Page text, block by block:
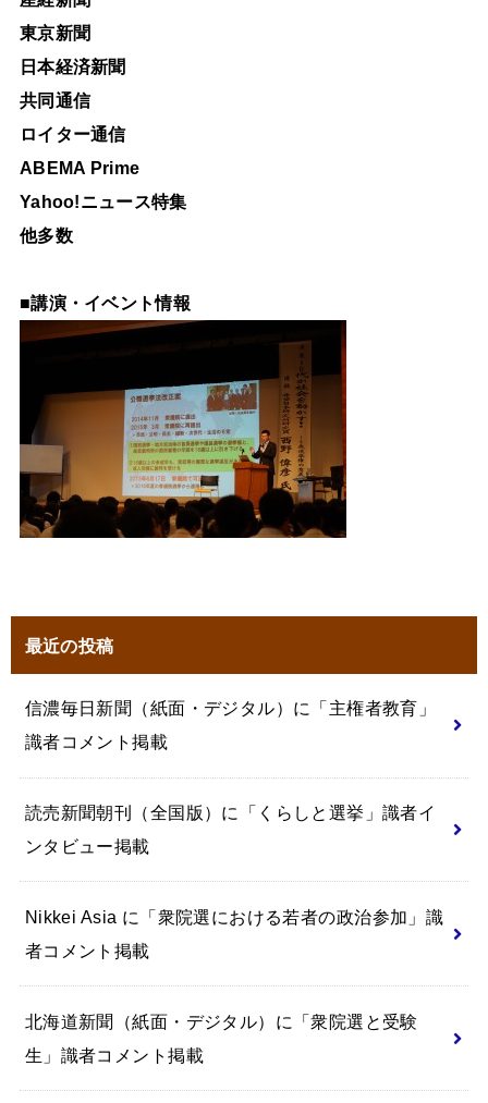
東京新聞
日本経済新聞
共同通信
ロイター通信
ABEMA Prime
Yahoo!ニュース特集
他多数
■講演・イベント情報
最近の投稿
信濃毎日新聞（紙面・デジタル）に「主権者教育」
識者コメント掲載
読売新聞朝刊（全国版）に「くらしと選挙」識者イ
ンタビュー掲載
Nikkei Asia に「衆院選における若者の政治参加」識
者コメント掲載
北海道新聞（紙面・デジタル）に「衆院選と受験
生」識者コメント掲載